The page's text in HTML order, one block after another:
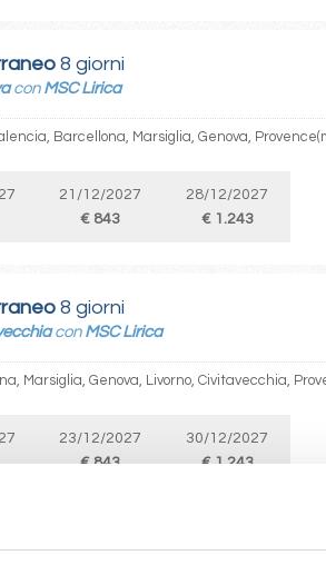
8 giorni
con MSC Lirica
Barcellona, Marsiglia, Genova,
21/12/2027
€ 843
28/12/2027
€ 1.243
8 giorni
con MSC Lirica
Marsiglia, Genova, Livorno, Civitavecchia,
23/12/2027
€ 843
30/12/2027
€ 1.243
8 giorni